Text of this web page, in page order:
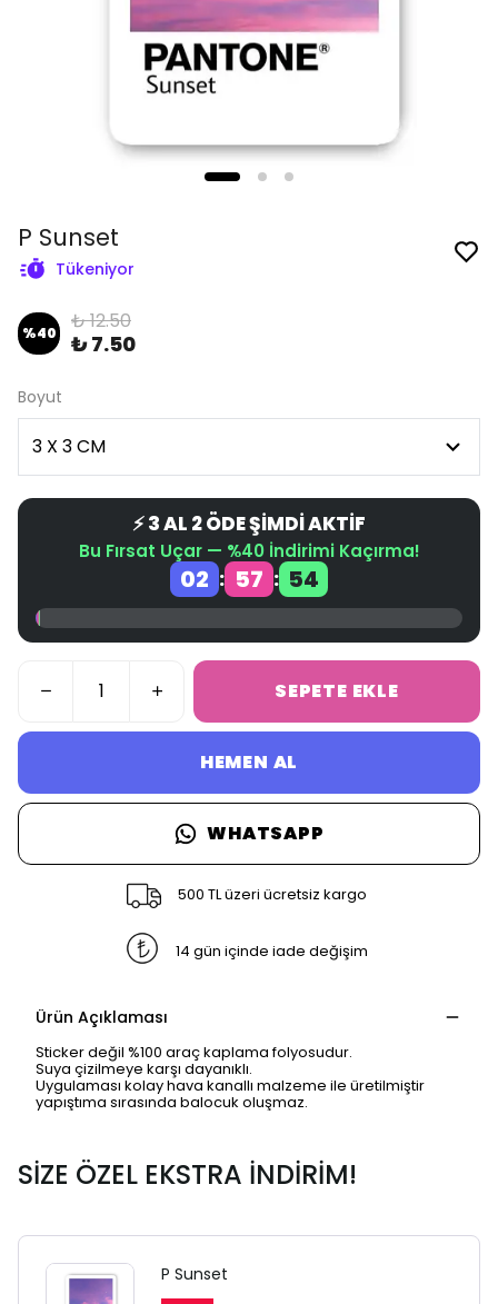
P Sunset
Tükeniyor
%40 ₺ 12.50
₺ 7.50
Boyut
⚡ 3 AL 2 ÖDE ŞİMDİ AKTİF
Bu Fırsat Uçar — %40 İndirimi Kaçırma!
02 : 57 : 53
SEPETE EKLE
HEMEN AL
WHATSAPP
500 TL üzeri ücretsiz kargo
14 gün içinde iade değişim
Ürün Açıklaması
Sticker değil %100 araç kaplama folyosudur.
Suya çizilmeye karşı dayanıklı.
Uygulaması kolay hava kanallı malzeme ile üretilmiştir
yapıştıma sırasında balocuk oluşmaz.
SİZE ÖZEL EKSTRA İNDİRİM!
P Sunset